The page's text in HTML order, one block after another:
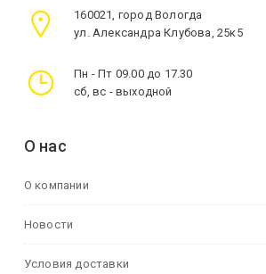
160021, город Вологда
ул. Александра Клубова, 25к5
Пн - Пт 09.00 до 17.30
сб, вс - выходной
О нас
О компании
Новости
Условия доставки